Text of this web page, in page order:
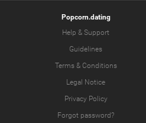
Popcorn.dating
Help & Support
Guidelines
Terms & Conditions
Legal Notice
Privacy Policy
Forgot password?